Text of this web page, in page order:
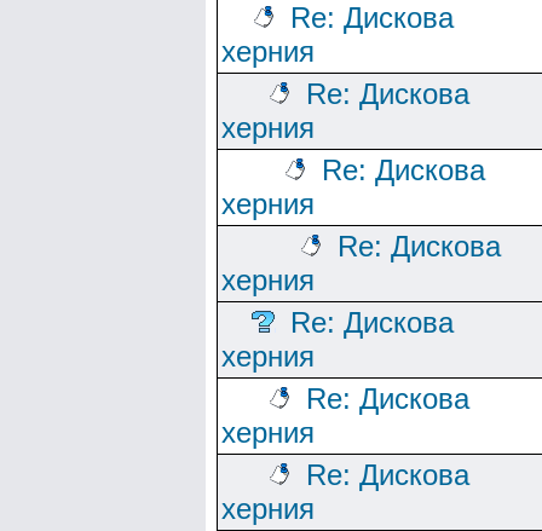
Re: Дискова
херния
Re: Дискова
херния
Re: Дискова
херния
Re: Дискова
херния
Re: Дискова
херния
Re: Дискова
херния
Re: Дискова
херния